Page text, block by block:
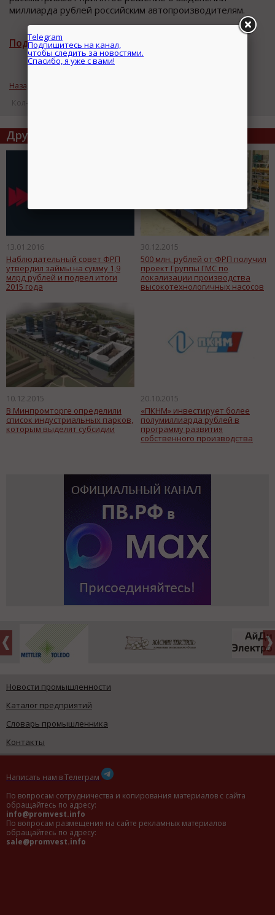
миллиарда рублей российским автопроизводителям.
Подписаться на рассылку новостей
Назад к рубрике «Деньги. Инвестиции»
Кол-во просмотров: 18093
Другие статьи по теме
13.01.2016
Наблюдательный совет ФРП
утвердил займы на сумму 1,9
млрд рублей и подвел итоги
2015 года
30.12.2015
500 млн. рублей от ФРП получил
проект Группы ГМС по
локализации производства
высокотехнологичных насосов
10.12.2015
В Минпромторге определили
список индустриальных парков,
которым выделят субсидии
20.10.2015
«ПКНМ» инвестирует более
полумиллиарда рублей в
программу развития
собственного производства
Новости промышленности
Каталог предприятий
Словарь промышленника
Контакты
Написать нам в Телеграм
По вопросам сотрудничества и копирования материалов с сайта
обращайтесь по адресу:
info@promvest.info
По вопросам размещения на сайте рекламных материалов
обращайтесь по адресу:
sale@promvest.info